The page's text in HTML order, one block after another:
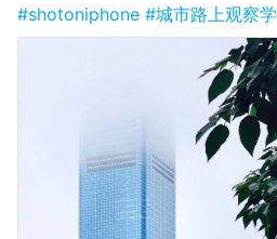
#shotoniphone #城市路上观察学